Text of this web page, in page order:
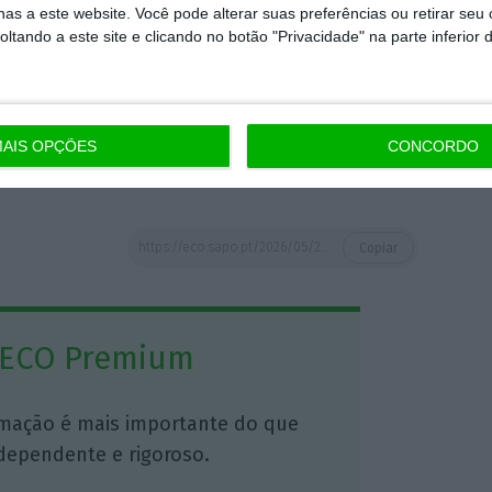
a este website. Você pode alterar suas preferências ou retirar seu
a este site e clicando no botão "Privacidade" na parte inferior
OPÇÕES CONCORDO
8.600 doentes oncológicos e realizou mais
primeira unidade sobrevivente do cancro,
das sequelas da doença e na
observou, destacando os dez
Premium
é mais importante do que
e rigoroso.